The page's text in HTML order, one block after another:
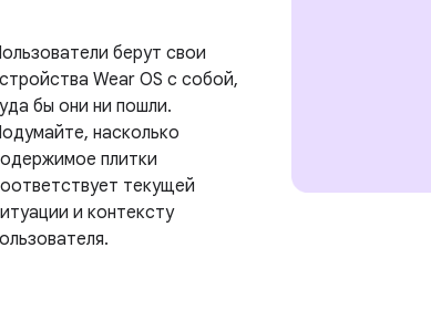
берут свои
Wear OS с собой,
бы они ни пошли.
насколько
плитки
текущей
и контексту